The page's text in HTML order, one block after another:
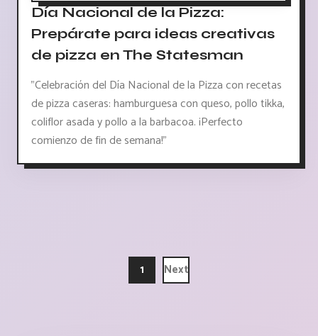
Día Nacional de la Pizza:
Prepárate para ideas creativas
de pizza en The Statesman
"Celebración del Día Nacional de la Pizza con recetas
de pizza caseras: hamburguesa con queso, pollo tikka,
coliflor asada y pollo a la barbacoa. ¡Perfecto
comienzo de fin de semana!"
1 Next